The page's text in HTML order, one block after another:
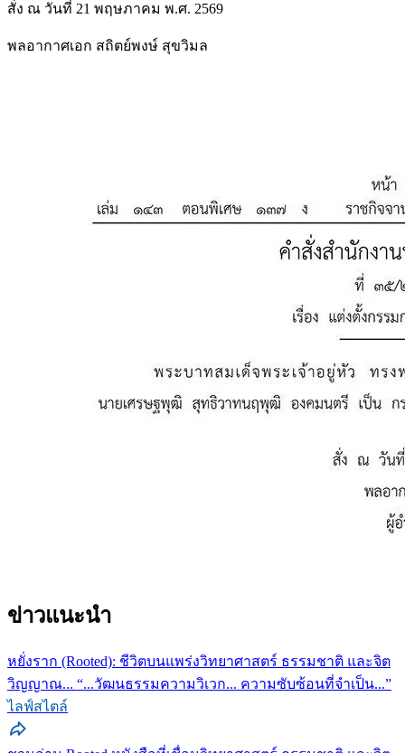
สั่ง ณ วันที่ 21 พฤษภาคม พ.ศ. 2569
พลอากาศเอก สถิตย์พงษ์ สุขวิมล
ข่าวแนะนำ
หยั่งราก (Rooted): ชีวิตบนแพร่งวิทยาศาสตร์ ธรรมชาติ และจิต
วิญญาณ... “...วัฒนธรรมความวิเวก... ความซับซ้อนที่จำเป็น...”
ไลฟ์สไตล์